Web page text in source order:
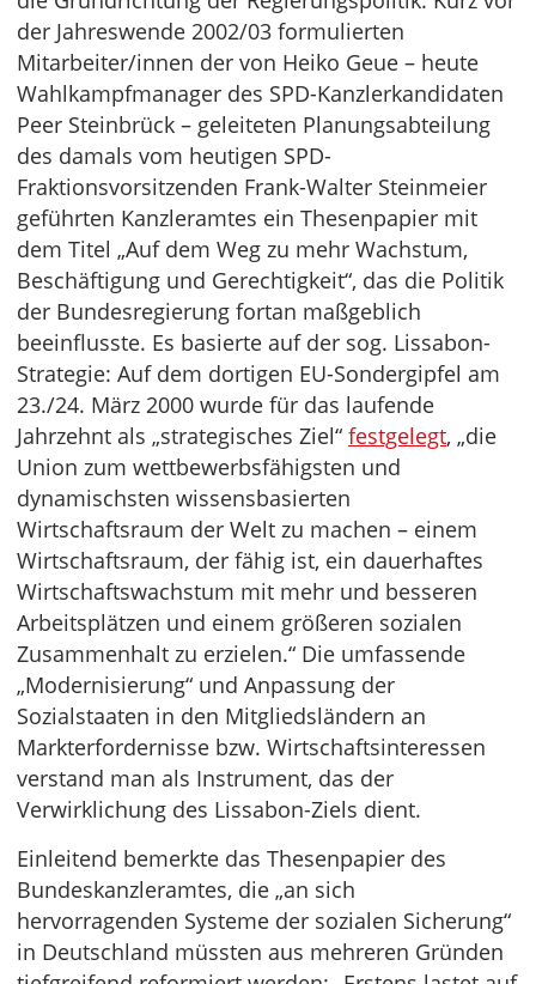
der Jahreswende 2002/03 formulierten
Mitarbeiter/innen der von Heiko Geue – heute
Wahlkampfmanager des SPD-Kanzlerkandidaten
Peer Steinbrück – geleiteten Planungsabteilung
des damals vom heutigen SPD-
Fraktionsvorsitzenden Frank-Walter Steinmeier
geführten Kanzleramtes ein Thesenpapier mit
dem Titel „Auf dem Weg zu mehr Wachstum,
Beschäftigung und Gerechtigkeit“, das die Politik
der Bundesregierung fortan maßgeblich
beeinflusste. Es basierte auf der sog. Lissabon-
Strategie: Auf dem dortigen EU-Sondergipfel am
23./24. März 2000 wurde für das laufende
Jahrzehnt als „strategisches Ziel“ festgelegt, „die
Union zum wettbewerbsfähigsten und
dynamischsten wissensbasierten
Wirtschaftsraum der Welt zu machen – einem
Wirtschaftsraum, der fähig ist, ein dauerhaftes
Wirtschaftswachstum mit mehr und besseren
Arbeitsplätzen und einem größeren sozialen
Zusammenhalt zu erzielen.“ Die umfassende
„Modernisierung“ und Anpassung der
Sozialstaaten in den Mitgliedsländern an
Markterfordernisse bzw. Wirtschaftsinteressen
verstand man als Instrument, das der
Verwirklichung des Lissabon-Ziels dient.
Einleitend bemerkte das Thesenpapier des
Bundeskanzleramtes, die „an sich
hervorragenden Systeme der sozialen Sicherung“
in Deutschland müssten aus mehreren Gründen